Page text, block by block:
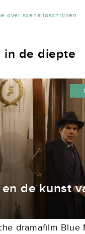
over scenarioschrijven
in de diepte
de kunst
dramafilm Blue